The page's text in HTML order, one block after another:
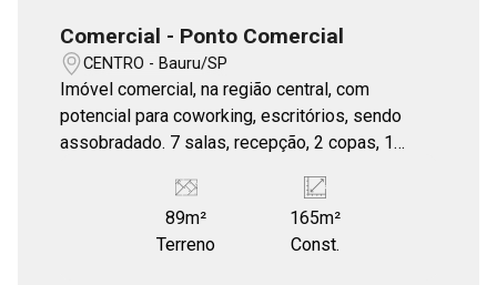
Comercial - Ponto Comercial
CENTRO - Bauru/SP
Imóvel comercial, na região central, com
potencial para coworking, escritórios, sendo
assobradado. 7 salas, recepção, 2 copas, 1
89m²
Terreno
165m²
Const.